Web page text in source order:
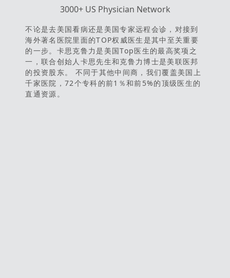
3000+ US Physician Network
不论是去美国看病还是美国专家远程会诊，对接到
海外著名医院里面的TOP权威医生是其中至关重要
的一步。卡思克鲁力是美国Top医生的最高奖项之
一，联合创始人卡思先生和克鲁力博士是美联医邦
的投资股东。 不同于其他中间商，我们覆盖美国上
千家医院，72个专科的前1％和前5%的顶级医生的
直通资源。